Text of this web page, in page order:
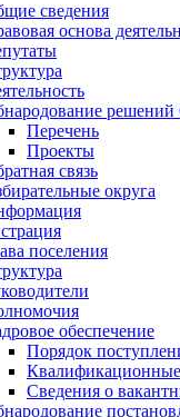
сведения
основа
решений
Перечень
Проекты
связь
округа
поселения
обеспечение
Порядок
Квалификационные
Сведения о